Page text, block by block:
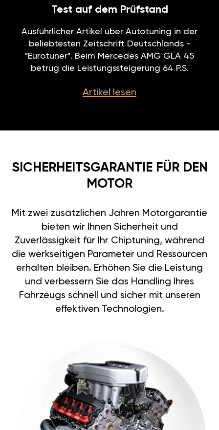
Test auf dem Prüfstand
Ausführlicher Artikel über Autotuning in der
beliebtesten Zeitschrift Deutschlands -
"Eurotuner". Beim Mercedes AMG GLA 45
betrug die Leistungssteigerung 64 P.S.
Artikel lesen
SICHERHEITSGARANTIE FÜR DEN
MOTOR
Mit zwei zusätzlichen Jahren Motorgarantie
bieten wir Ihnen Sicherheit und
Zuverlässigkeit für Ihr Chiptuning, während
die werkseitigen Parameter und Ressourcen
erhalten bleiben. Erhöhen Sie die Leistung
und verbessern Sie das Handling Ihres
Fahrzeugs schnell und sicher mit unseren
effektiven Technologien.